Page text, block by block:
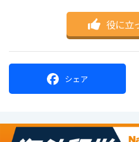
役に立
シェア